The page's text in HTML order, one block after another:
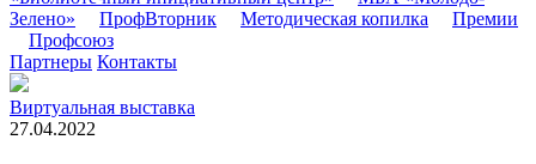
Зелено»
ПрофВторник Методическая копилка
Премии
Профсоюз
Партнеры Контакты
Виртуальная выставка
27.04.2022